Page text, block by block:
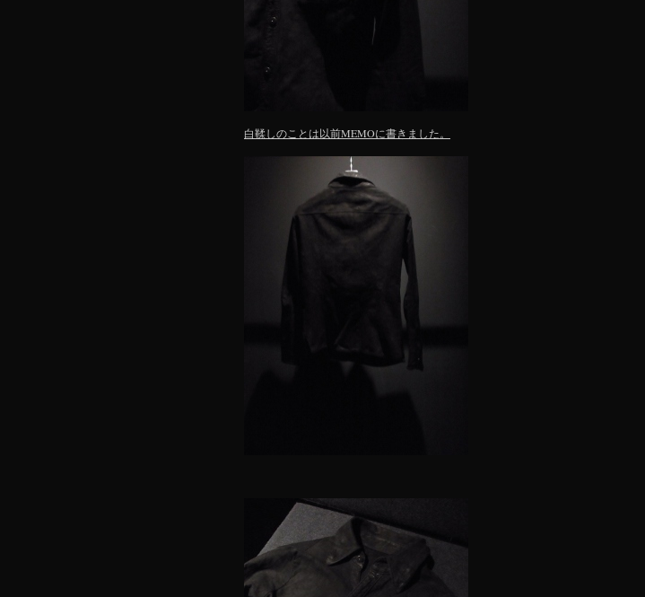
白鞣しのことは以前MEMOに書きました。